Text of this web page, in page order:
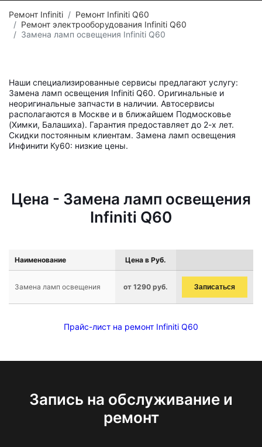
Ремонт Infiniti
Ремонт Infiniti Q60
Ремонт электрооборудования Infiniti Q60
Замена ламп освещения Infiniti Q60
Наши специализированные сервисы предлагают услугу:
Замена ламп освещения Infiniti Q60. Оригинальные и
неоригинальные запчасти в наличии. Автосервисы
располагаются в Москве и в ближайшем Подмосковье
(Химки, Балашиха). Гарантия предоставляет до 2-х лет.
Скидки постоянным клиентам. Замена ламп освещения
Инфинити Ку60: низкие цены.
Цена - Замена ламп освещения
Infiniti Q60
Наименование Цена в Руб.
Замена ламп освещения от 1290 руб. Записаться
Прайс-лист на ремонт Infiniti Q60
Запись на обслуживание и
ремонт